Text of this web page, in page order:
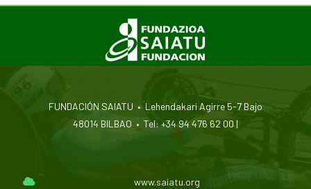
FUNDACIÓN SAIATU • Lehendakari Agirre 5-7 Bajo
48014 BILBAO • Tel: +34 94 476 62 00 |
www.saiatu.org